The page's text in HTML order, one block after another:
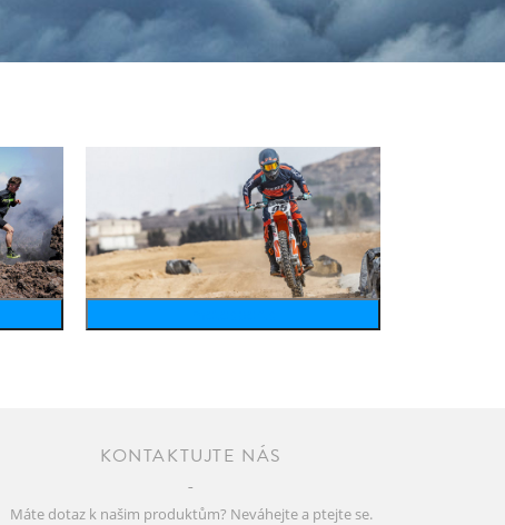
KONTAKTUJTE NÁS
Máte dotaz k našim produktům? Neváhejte a ptejte se.